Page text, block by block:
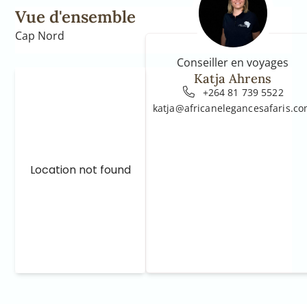
Vue d'ensemble
Cap Nord
Conseiller en voyages
Katja Ahrens
+264 81 739 5522
Location not found